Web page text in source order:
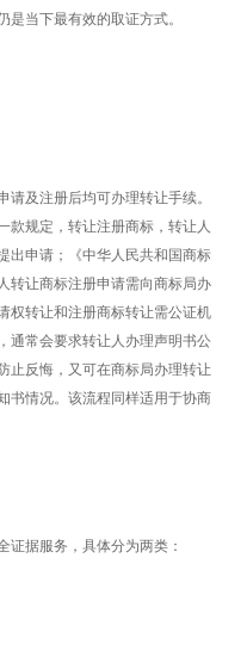
当下最有效的取证方式。
及注册后均可办理转让手续。
款规定，转让注册商标，转让人
出申请；《中华人民共和国商标
转让商标注册申请需向商标局办
权转让和注册商标转让需公证机
通常会要求转让人办理声明书公
止反悔，又可在商标局办理转让
书情况。该流程同样适用于协商
证据服务，具体分为两类：